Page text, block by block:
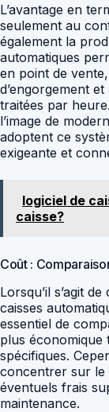
L’avantage en
seulement au
également la
automatiques
en point de
d’engorgement
traitées par
l’image de
adoptent ce
exigeante et
logiciel de
caisse?
Coût :
Lorsqu’il s’agit
caisses
essentiel de
plus économique
spécifiques.
concentrer sur le
éventuels frais
maintenance.